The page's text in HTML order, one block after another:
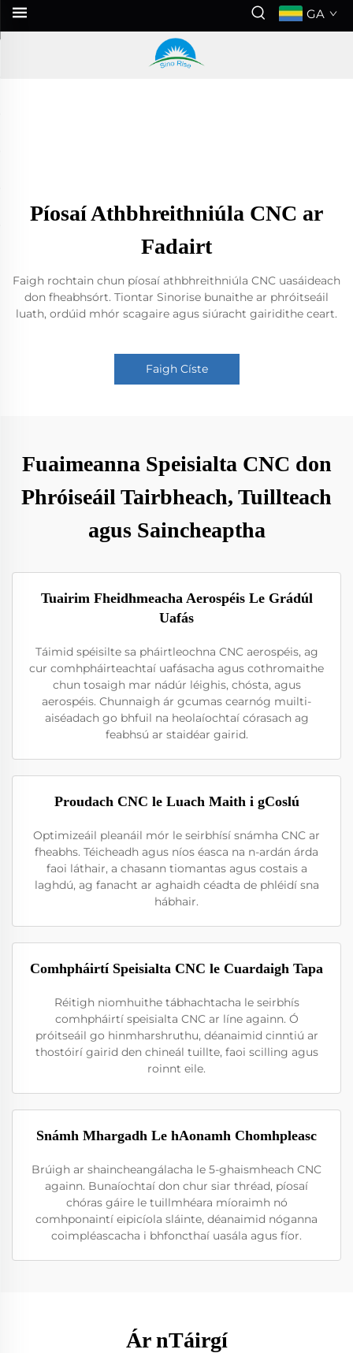
GA
Píosaí Athbhreithniúla CNC ar
Fadairt
Faigh rochtain chun píosaí athbhreithniúla CNC uasáideach
don fheabhsórt. Tiontar Sinorise bunaithe ar phróitseáil
luath, ordúid mhór scagaire agus siúracht gairidithe ceart.
Faigh Císte
Fuaimeanna Speisialta CNC don
Phróiseáil Tairbheach, Tuillteach
agus Saincheaptha
Tuairim Fheidhmeacha Aerospéis Le Grádúl
Uafás
Táimid spéisilte sa pháirtleochna CNC aerospéis, ag
cur comhpháirteachtaí uafásacha agus cothromaithe
chun tosaigh mar nádúr léighis, chósta, agus
aerospéis. Chunnaigh ár gcumas cearnóg muilti-
aiséadach go bhfuil na heolaíochtaí córasach ag
feabhsú ar staidéar gairid.
Proudach CNC le Luach Maith i gCoslú
Optimizeáil pleanáil mór le seirbhísí snámha CNC ar
fheabhs. Téicheadh agus níos éasca na n-ardán árda
faoi láthair, a chasann tiomantas agus costais a
laghdú, ag fanacht ar aghaidh céadta de phléidí sna
hábhair.
Comhpháirtí Speisialta CNC le Cuardaigh Tapa
Réitigh niomhuithe tábhachtacha le seirbhís
comhpháirtí speisialta CNC ar líne againn. Ó
próitseáil go hinmharshruthu, déanaimid cinntiú ar
thostóirí gairid den chineál tuillte, faoi scilling agus
roinnt eile.
Snámh Mhargadh Le hAonamh Chomhpleasc
Brúigh ar shaincheangálacha le 5-ghaismheach CNC
againn. Bunaíochtaí don chur siar thréad, píosaí
chóras gáire le tuillmhéara míoraimh nó
comhponaintí eipicíola sláinte, déanaimid nóganna
coimpléascacha i bhfoncthaí uasála agus fíor.
Ár nTáirgí